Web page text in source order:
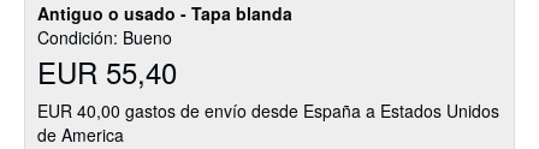
Antiguo o usado - Tapa blanda
Condición: Bueno
EUR 55,40
EUR 40,00 gastos de envío desde España a Estados Unidos
de America